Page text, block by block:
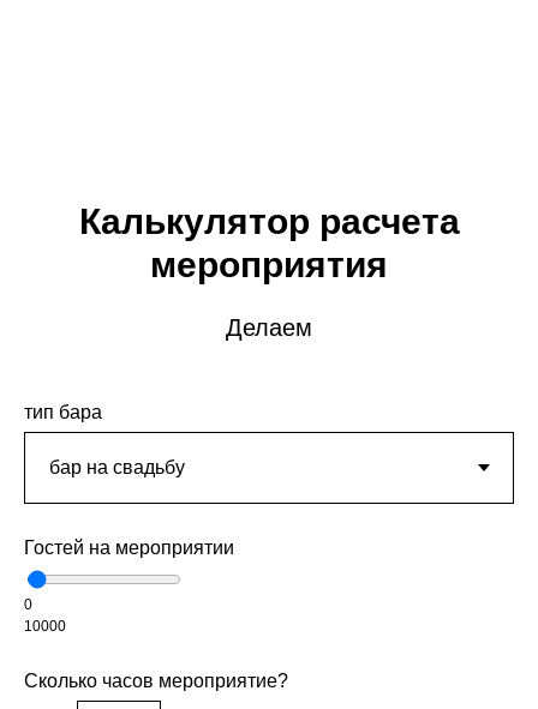
Калькулятор расчета
мероприятия
Делаем
тип бара
Гостей на мероприятии
0
10000
Сколько часов мероприятие?